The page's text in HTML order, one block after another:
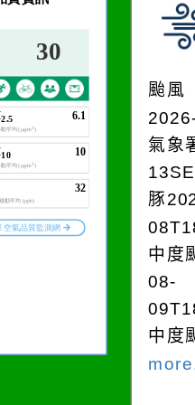
颱風
氣象
豚
中度
08-
中度
一杯清水因滴入一滴污
水而變污濁，一杯污水
卻不會因一滴清水的存
在而變清澈。